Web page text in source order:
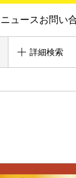
ニュースお問い
詳細検索